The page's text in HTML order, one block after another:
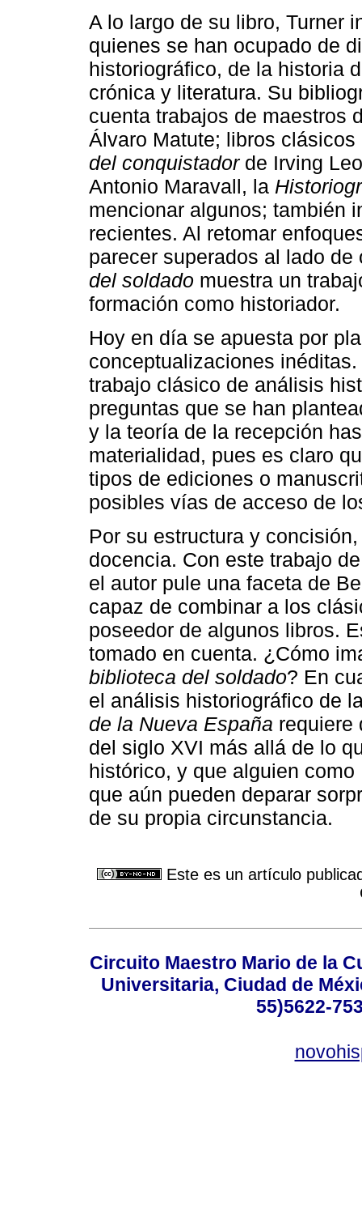
A lo largo de su libro, Turner
quienes se han ocupado de
historiográfico, de la historia
crónica y literatura. Su
cuenta trabajos de maestros
Álvaro Matute; libros
del conquistadorde Irving
Antonio Maravall, la
mencionar algunos; también
recientes. Al retomar
parecer superados al lado
del soldado muestra un
formación como historiador.
Hoy en día se apuesta por
conceptualizaciones inéditas.
trabajo clásico de análisis
preguntas que se han
y la teoría de la recepción
materialidad, pues es claro
tipos de ediciones o
posibles vías de acceso de
Por su estructura y
docencia. Con este trabajo
el autor pule una faceta de
capaz de combinar a los
poseedor de algunos libros.
tomado en cuenta. ¿Cómo
biblioteca del soldado? En
el análisis historiográfico de
de la Nueva España requiere
del siglo XVI más allá de lo
histórico, y que alguien
que aún pueden deparar
de su propia circunstancia.
Este es un artículo
Circuito Maestro Mario de la
Universitaria, Ciudad de
55)5622-